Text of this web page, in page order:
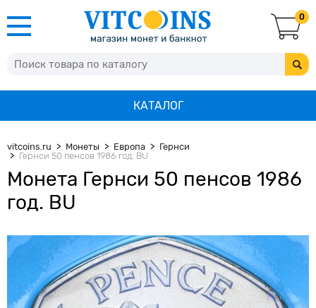
0
КАТАЛОГ
vitcoins.ru Монеты Европа
Гернси
Гернси 50 пенсов 1986 год. BU
Монета Гернси 50 пенсов 1986
год. BU